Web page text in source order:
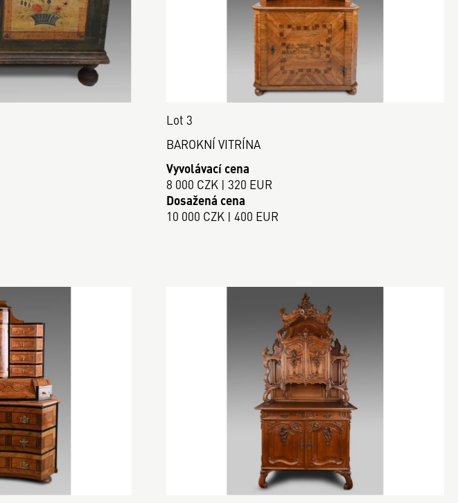
Lot 3
BAROKNÍ VITRÍNA
Vyvolávací cena
8 000 CZK | 320 EUR
Dosažená cena
10 000 CZK | 400 EUR